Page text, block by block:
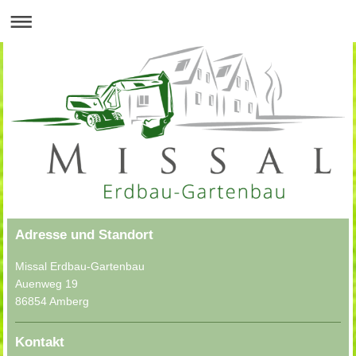
Adresse und Standort
Missal Erdbau-Gartenbau
Auenweg 19
86854Amberg
Kontakt